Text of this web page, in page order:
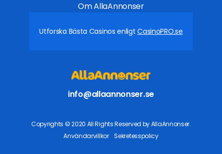
Om AllaAnnonser
Utforska Bästa Casinos enligtCasinoPRO.se
info@allaannonser.se
Copyrights © 2020 All Rights Reserved by AllaAnnonser.
Användarvillkor
Sekretesspolicy